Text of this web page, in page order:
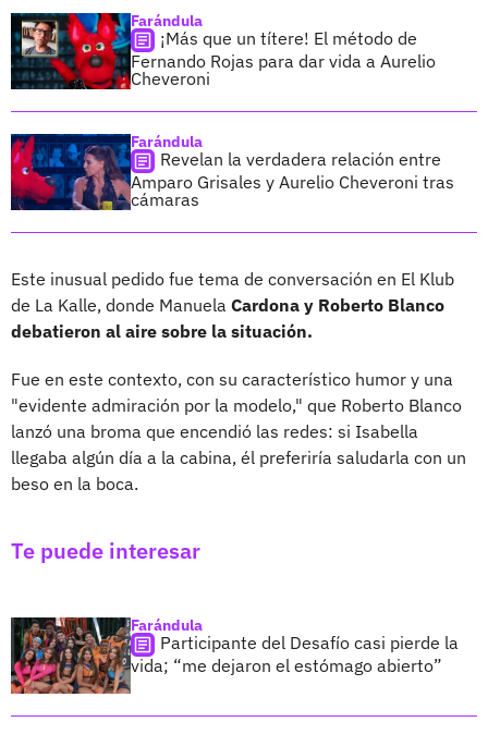
Farándula
¡Más que un títere! El método de
Fernando Rojas para dar vida a Aurelio
Cheveroni
Farándula
Revelan la verdadera relación entre
Amparo Grisales y Aurelio Cheveroni tras
cámaras
Este inusual pedido fue tema de conversación en El Klub
de La Kalle, donde Manuela Cardona y Roberto Blanco
debatieron al aire sobre la situación.
Fue en este contexto, con su característico humor y una
"evidente admiración por la modelo," que Roberto Blanco
lanzó una broma que encendió las redes: si Isabella
llegaba algún día a la cabina, él preferiría saludarla con un
beso en la boca.
Te puede interesar
Farándula
Participante del Desafío casi pierde la
vida; “me dejaron el estómago abierto”